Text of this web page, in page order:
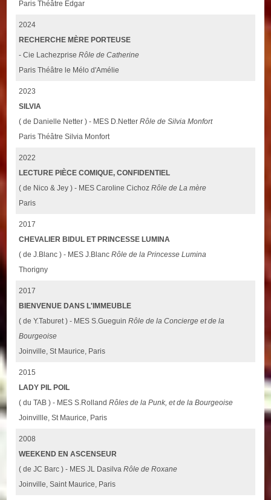
Paris Théâtre Edgar
2024
RECHERCHE MÈRE PORTEUSE
- Cie LachezpriseRôle de Catherine
Paris Théâtre le Mélo d'Amélie
2023
SILVIA
( de Danielle Netter ) - MES D.NetterRôle de Silvia Monfort
Paris Théâtre Silvia Monfort
2022
LECTURE PIÈCE COMIQUE, CONFIDENTIEL
( de Nico & Jey ) - MES Caroline CichozRôle de La mère
Paris
2017
CHEVALIER BIDUL ET PRINCESSE LUMINA
( de J.Blanc ) - MES J.BlancRôle de la Princesse Lumina
Thorigny
2017
BIENVENUE DANS L'IMMEUBLE
( de Y.Taburet ) - MES S.GueguinRôle de la Concierge et de la
Bourgeoise
Joinville, St Maurice, Paris
2015
LADY PIL POIL
( du TAB ) - MES S.RollandRôles de la Punk, et de la Bourgeoise
Joinvillle, St Maurice, Paris
2008
WEEKEND EN ASCENSEUR
( de JC Barc ) - MES JL DasilvaRôle de Roxane
Joinville, Saint Maurice, Paris